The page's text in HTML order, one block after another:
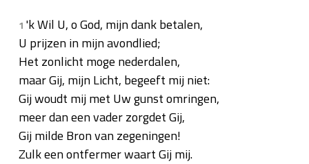
1 'k Wil U, o God, mijn dank betalen,
U prijzen in mijn avondlied;
Het zonlicht moge nederdalen,
maar Gij, mijn Licht, begeeft mij niet:
Gij woudt mij met Uw gunst omringen,
meer dan een vader zorgdet Gij,
Gij milde Bron van zegeningen!
Zulk een ontfermer waart Gij mij.